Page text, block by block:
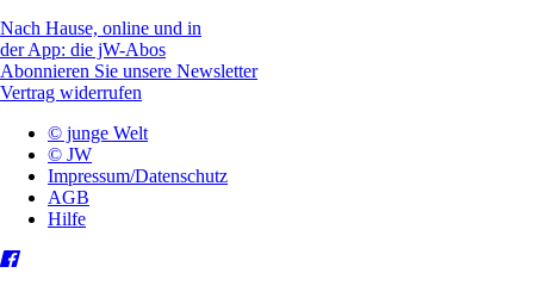
Nach Hause, online und in
der App: die jW-Abos
Abonnieren Sie unsere Newsletter
Vertrag widerrufen
© junge Welt
© JW
Impressum/Datenschutz
AGB
Hilfe